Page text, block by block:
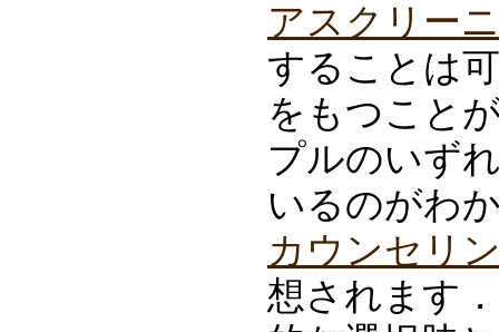
アスクリー
することは
をもつこと
プルのいず
いるのがわ
カウンセリ
想されます